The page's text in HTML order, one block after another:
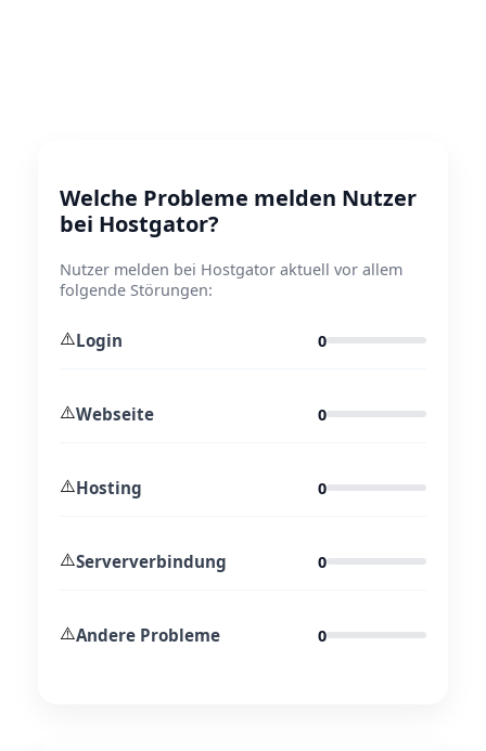
Welche Probleme melden Nutzer
bei Hostgator?
Nutzer melden bei Hostgator aktuell vor allem
folgende Störungen:
⚠️Login 0
⚠️Webseite 0
⚠️Hosting 0
⚠️Serververbindung 0
⚠️Andere Probleme 0